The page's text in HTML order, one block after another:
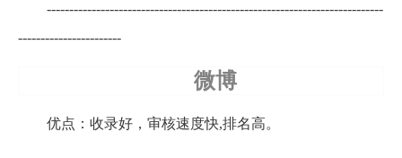
---------------------------------------------------------------------------
-----------------------
微博
优点：收录好，审核速度快,排名高。